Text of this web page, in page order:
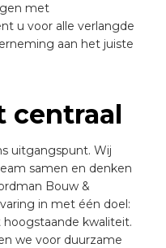
met
u voor alle verlangde
aan het juiste
centraal
uitgangspunt. Wij
samen en denken
Bouw &
in met één doel:
kwaliteit.
we voor duurzame